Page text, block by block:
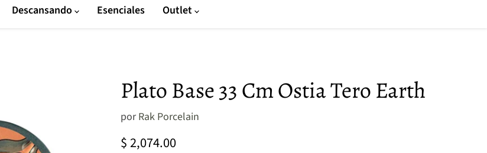
Descansando Esenciales Outlet
Plato Base 33 Cm Ostia Tero Earth
porRak Porcelain
Precio actual
$ 2,074.00